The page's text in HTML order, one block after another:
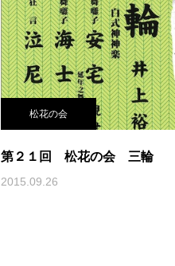
松花の会
第２１回 松花の会 三輪
2015.09.26